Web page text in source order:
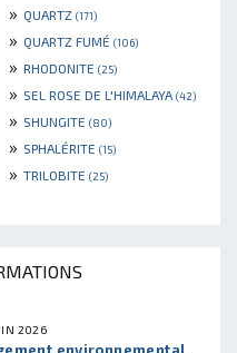
» QUARTZ (171)
» QUARTZ FUMÉ (106)
» RHODONITE (25)
» SEL ROSE DE L'HIMALAYA (42)
» SHUNGITE (80)
» SPHALÉRITE (15)
» TRILOBITE (25)
2026
environnemental